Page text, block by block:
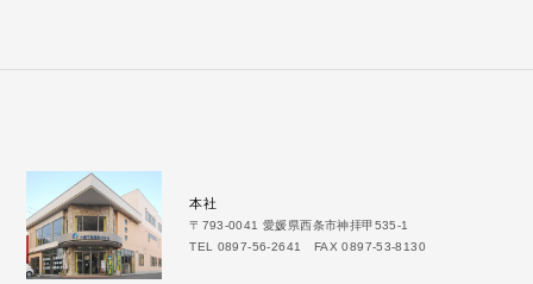
本社
〒793-0041 愛媛県西条市神拝甲535-1
TEL 0897-56-2641 FAX 0897-53-8130